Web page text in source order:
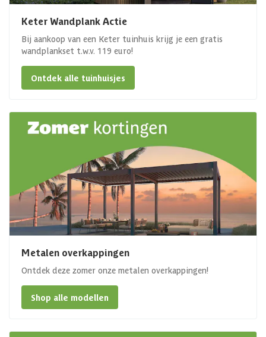
Keter Wandplank Actie
Bij aankoop van een Keter tuinhuis krijg je een gratis
wandplankset t.w.v. 119 euro!
Ontdek alle tuinhuisjes
Metalen overkappingen
Ontdek deze zomer onze metalen overkappingen!
Shop alle modellen